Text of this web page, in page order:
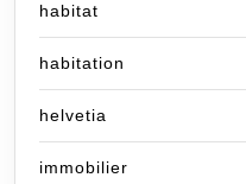
habitat
habitation
helvetia
immobilier